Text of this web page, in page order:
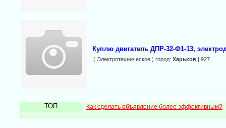
Куплю двигатель ДПР-32-Ф1-13,
( Электротехническое ) город: Харьков| 927
ТОП Как сделать объявление более эффективным?